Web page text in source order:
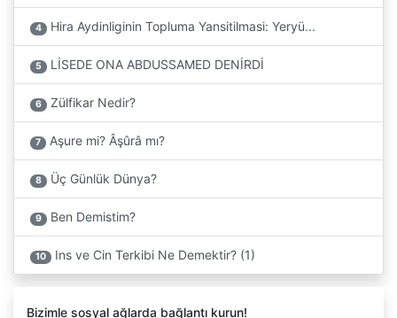
4 Hira Aydinliginin Topluma Yansitilmasi: Yeryü...
5 LİSEDE ONA ABDUSSAMED DENİRDİ
6 Zülfikar Nedir?
7 Aşure mi? Âşûrâ mı?
8 Üç Günlük Dünya?
9 Ben Demistim?
10 Ins ve Cin Terkibi Ne Demektir? (1)
Bizimle sosyal ağlarda bağlantı kurun!